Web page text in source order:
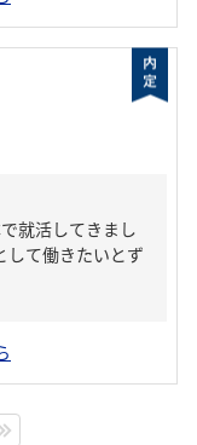
就活してきまし
して働きたいとず